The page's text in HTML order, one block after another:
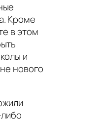
Кроме
в этом
и
нового